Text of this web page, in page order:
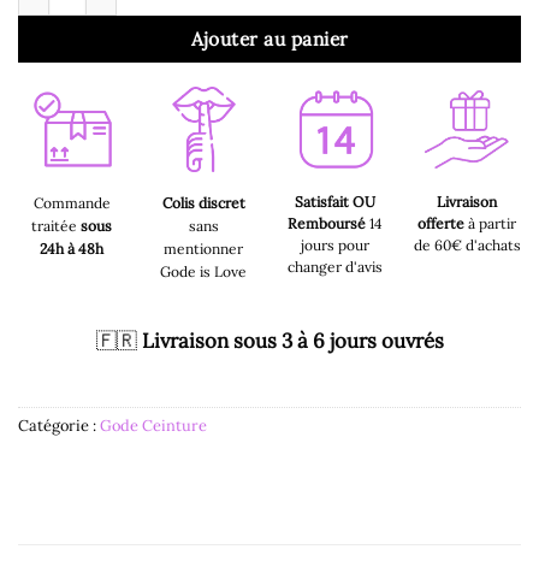
Ajouter au panier
Commande
traitée sous
24h à 48h
Colis discret
sans
mentionner
Gode is Love
Satisfait OU
Remboursé14
jours pour
changer d'avis
Livraison
offerte à partir
de 60€ d'achats
🇫🇷 Livraison sous 3 à 6 jours ouvrés
Catégorie :Gode Ceinture